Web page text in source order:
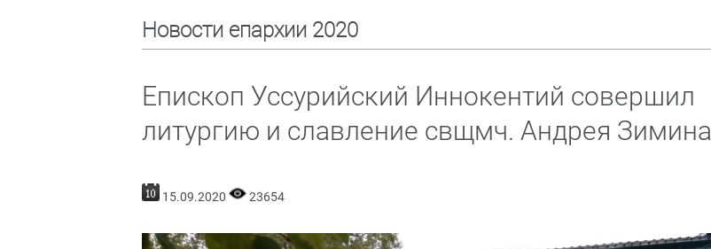
Новости епархии 2020
Епископ Уссурийский Иннокентий совершил
литургию и славление свщмч. Андрея Зимина
15.09.2020 23654